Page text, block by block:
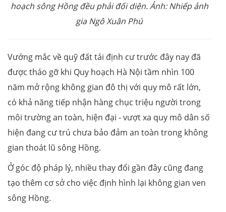
hoạch sông Hồng đều phải đối diện. Ảnh: Nhiếp ảnh
gia Ngô Xuân Phú
Vướng mắc về quỹ đất tái định cư trước đây nay đã
được tháo gỡ khi Quy hoạch Hà Nội tầm nhìn 100
năm mở rộng không gian đô thị với quy mô rất lớn,
có khả năng tiếp nhận hàng chục triệu người trong
môi trường an toàn, hiện đại - vượt xa quy mô dân số
hiện đang cư trú chưa bảo đảm an toàn trong không
gian thoát lũ sông Hồng.
Ở góc độ pháp lý, nhiều thay đổi gần đây cũng đang
tạo thêm cơ sở cho việc định hình lại không gian ven
sông Hồng.